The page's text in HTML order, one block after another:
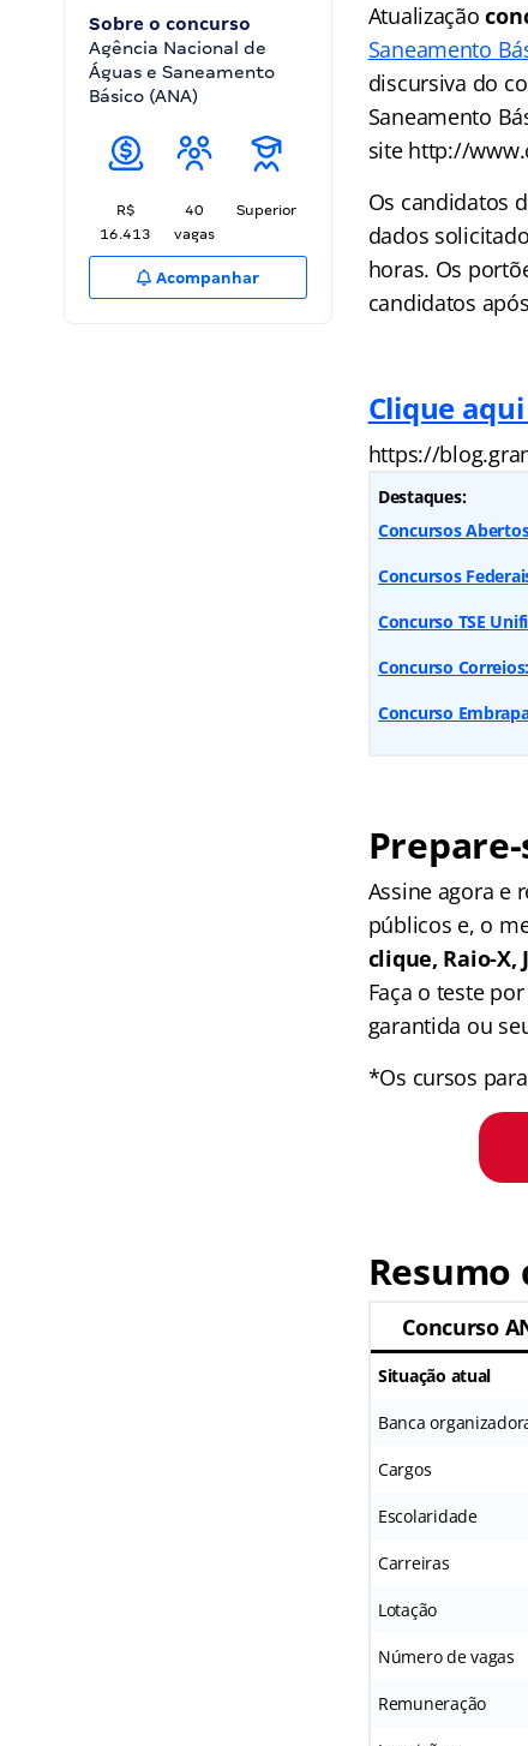
Sobre o concurso
Agência Nacional de
Águas e Saneamento
Básico (ANA)
R$
16.413
40
vagas
Superior
Acompanhar
Atualização
Saneamento
discursiva do
Saneamento
site http://
Os candidatos
dados
horas. Os
candidatos
Clique
https://
Destaques:
Concursos
Concursos
Concurso TSE
Concurso
Concurso
Assine agora e
públicos e, o
clique, Raio-X,
Faça o teste
garantida ou
*Os cursos
Resumo
Concurso
Situação atual
Banca
Cargos
Escolaridade
Carreiras
Lotação
Número de vagas
Remuneração